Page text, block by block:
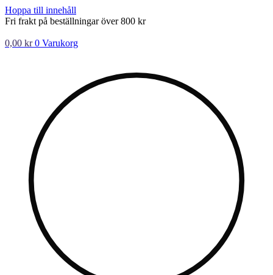
Hoppa till innehåll
Fri frakt på beställningar över 800 kr
0,00 kr 0 Varukorg